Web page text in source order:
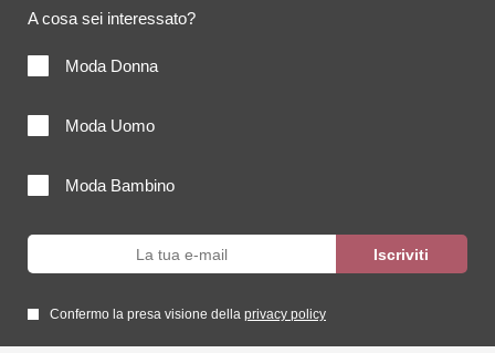
A cosa sei interessato?
Moda Donna
Moda Uomo
Moda Bambino
Confermo la presa visione della privacy policy